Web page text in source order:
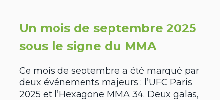
Un mois de septembre 2025
sous le signe du MMA
Ce mois de septembre a été marqué par
deux événements majeurs : l’UFC Paris
2025 et l’Hexagone MMA 34. Deux galas,